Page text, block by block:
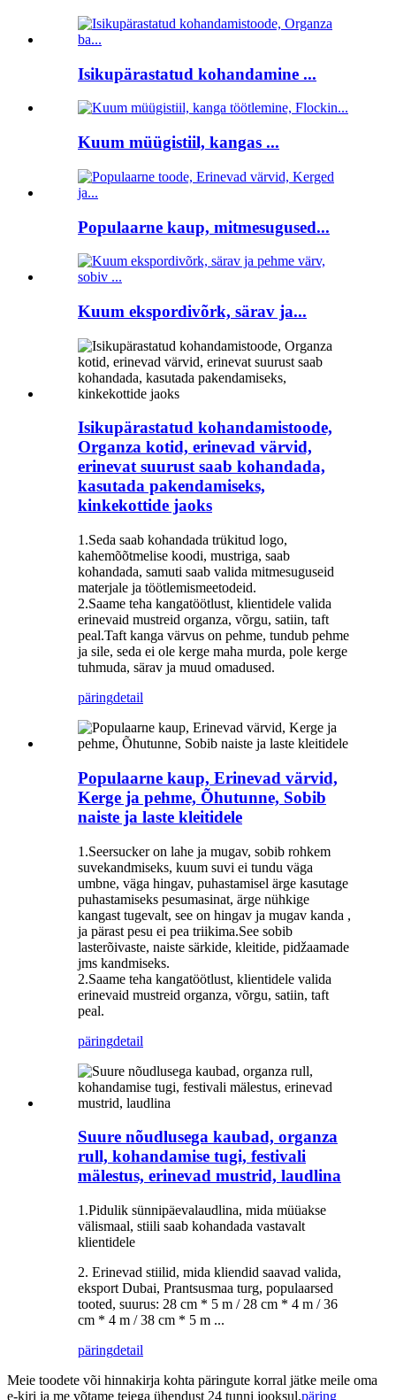
Isikupärastatud kohandamine ...
Kuum müügistiil, kangas ...
Populaarne kaup, mitmesugused...
Kuum ekspordivõrk, särav ja...
Isikupärastatud kohandamistoode,
Organza kotid, erinevad värvid,
erinevat suurust saab kohandada,
kasutada pakendamiseks,
kinkekottide jaoks
1.Seda saab kohandada trükitud logo,
kahemõõtmelise koodi, mustriga, saab
kohandada, samuti saab valida mitmesuguseid
materjale ja töötlemismeetodeid.
2.Saame teha kangatöötlust, klientidele valida
erinevaid mustreid organza, võrgu, satiin, taft
peal.Taft kanga värvus on pehme, tundub pehme
ja sile, seda ei ole kerge maha murda, pole kerge
tuhmuda, särav ja muud omadused.
päringdetail
Populaarne kaup, Erinevad värvid,
Kerge ja pehme, Õhutunne, Sobib
naiste ja laste kleitidele
1.Seersucker on lahe ja mugav, sobib rohkem
suvekandmiseks, kuum suvi ei tundu väga
umbne, väga hingav, puhastamisel ärge kasutage
puhastamiseks pesumasinat, ärge nühkige
kangast tugevalt, see on hingav ja mugav kanda ,
ja pärast pesu ei pea triikima.See sobib
lasterõivaste, naiste särkide, kleitide, pidžaamade
jms kandmiseks.
2.Saame teha kangatöötlust, klientidele valida
erinevaid mustreid organza, võrgu, satiin, taft
peal.
päringdetail
Suure nõudlusega kaubad, organza
rull, kohandamise tugi, festivali
mälestus, erinevad mustrid, laudlina
1.Pidulik sünnipäevalaudlina, mida müüakse
välismaal, stiili saab kohandada vastavalt
klientidele
2. Erinevad stiilid, mida kliendid saavad valida,
eksport Dubai, Prantsusmaa turg, populaarsed
tooted, suurus: 28 cm * 5 m / 28 cm * 4 m / 36
cm * 4 m / 38 cm * 5 m ...
päringdetail
Meie toodete või hinnakirja kohta päringute korral jätke meile oma
e-kiri ja me võtame teiega ühendust 24 tunni jooksul.päring